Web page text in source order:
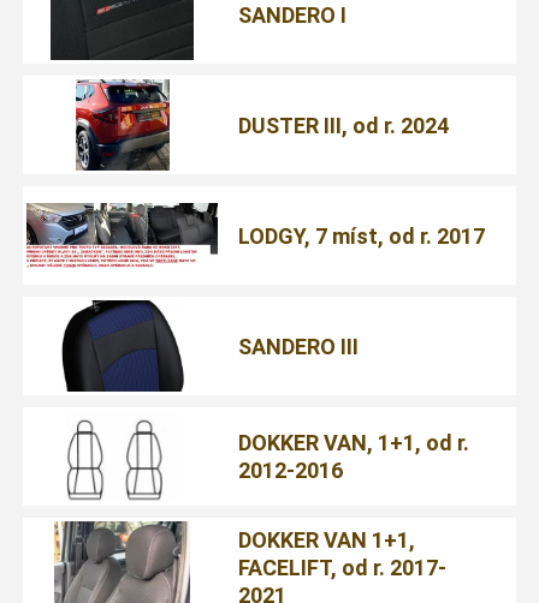
SANDERO I
DUSTER III, od r. 2024
LODGY, 7 míst, od r. 2017
SANDERO III
DOKKER VAN, 1+1, od r.
2012-2016
DOKKER VAN 1+1,
FACELIFT, od r. 2017-
2021